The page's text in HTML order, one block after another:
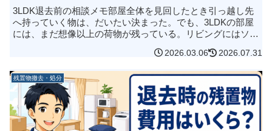
3LDK退去前の相談メモ部屋全体を見回したとき引っ越し先
へ持っていく物は、だいたい決まった。でも、3LDKの部屋
には、まだ想像以上の荷物が残っている。リビングにはソフ
2026.03.06 2026.07.31
残置物撤去・処分